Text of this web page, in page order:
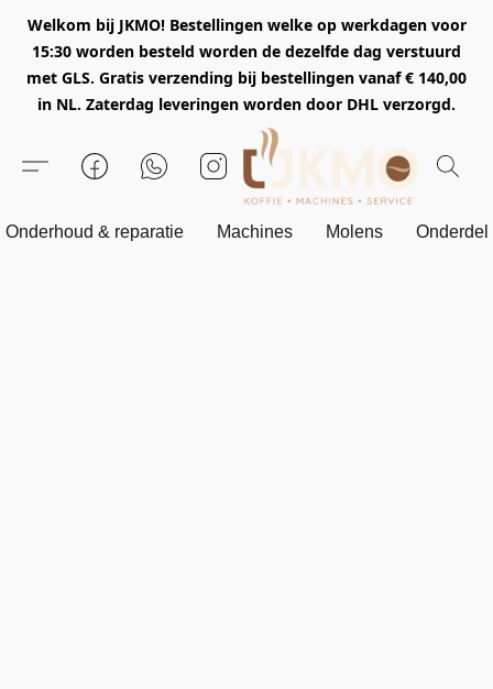
Welkom bij JKMO! Bestellingen welke op werkdagen voor
15:30 worden besteld worden de dezelfde dag verstuurd
met GLS. Gratis verzending bij bestellingen vanaf € 140,00
in NL. Zaterdag leveringen worden door DHL verzorgd.
Onderhoud & reparatie Machines Molens